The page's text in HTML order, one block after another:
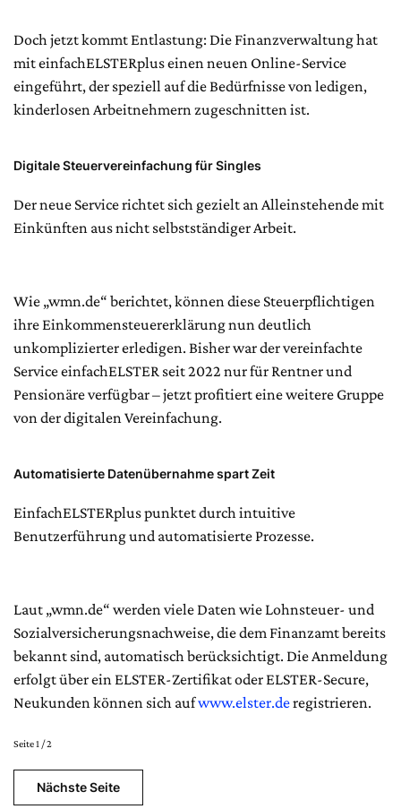
Doch jetzt kommt Entlastung: Die Finanzverwaltung hat
mit einfachELSTERplus einen neuen Online-Service
eingeführt, der speziell auf die Bedürfnisse von ledigen,
kinderlosen Arbeitnehmern zugeschnitten ist.
Digitale Steuervereinfachung für Singles
Der neue Service richtet sich gezielt an Alleinstehende mit
Einkünften aus nicht selbstständiger Arbeit.
Wie „wmn.de“ berichtet, können diese Steuerpflichtigen
ihre Einkommensteuererklärung nun deutlich
unkomplizierter erledigen. Bisher war der vereinfachte
Service einfachELSTER seit 2022 nur für Rentner und
Pensionäre verfügbar – jetzt profitiert eine weitere Gruppe
von der digitalen Vereinfachung.
Automatisierte Datenübernahme spart Zeit
EinfachELSTERplus punktet durch intuitive
Benutzerführung und automatisierte Prozesse.
Laut „wmn.de“ werden viele Daten wie Lohnsteuer- und
Sozialversicherungsnachweise, die dem Finanzamt bereits
bekannt sind, automatisch berücksichtigt. Die Anmeldung
erfolgt über ein ELSTER-Zertifikat oder ELSTER-Secure,
Neukunden können sich aufwww.elster.deregistrieren.
Seite 1 / 2
Nächste Seite